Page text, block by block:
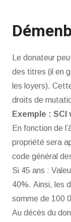
Le donateur
des titres (il en
les loyers).
droits de
Exemple : SCI
En fonction de
propriété sera
code général
Si 45 ans :
40%. Ainsi, les
somme de 100
Au décès du